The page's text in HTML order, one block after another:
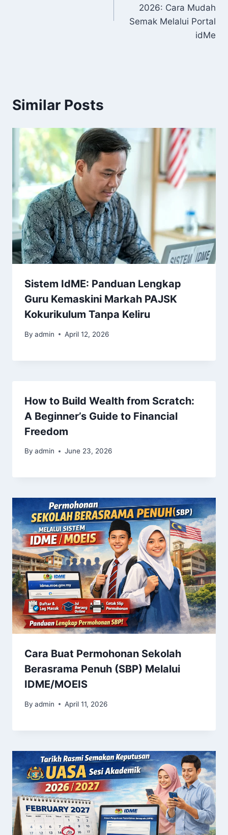
2026: Cara Mudah
Semak Melalui Portal
idMe
Similar Posts
Sistem IdME: Panduan Lengkap
Guru Kemaskini Markah PAJSK
Kokurikulum Tanpa Keliru
By admin April 12, 2026
How to Build Wealth from Scratch:
A Beginner’s Guide to Financial
Freedom
By admin June 23, 2026
Cara Buat Permohonan Sekolah
Berasrama Penuh (SBP) Melalui
IDME/MOEIS
By admin April 11, 2026